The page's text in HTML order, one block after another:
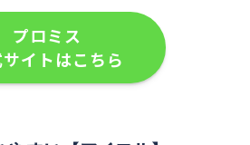
プロミス
イトはこちら